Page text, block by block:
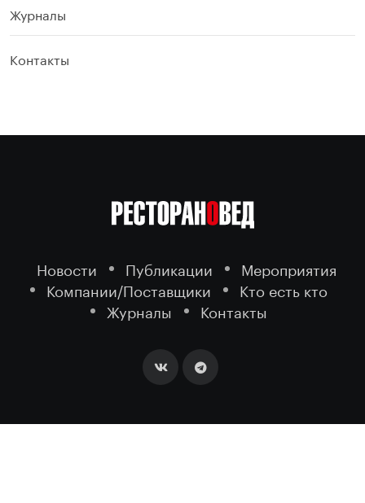
Журналы
Контакты
Новости Публикации
Мероприятия
Компании/Поставщики
Кто есть кто
Журналы
Контакты